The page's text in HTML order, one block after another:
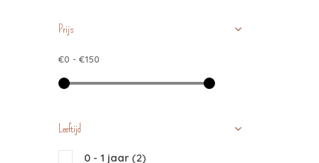
Prijs
€0 - €150
Leeftijd
0 - 1 jaar (2)